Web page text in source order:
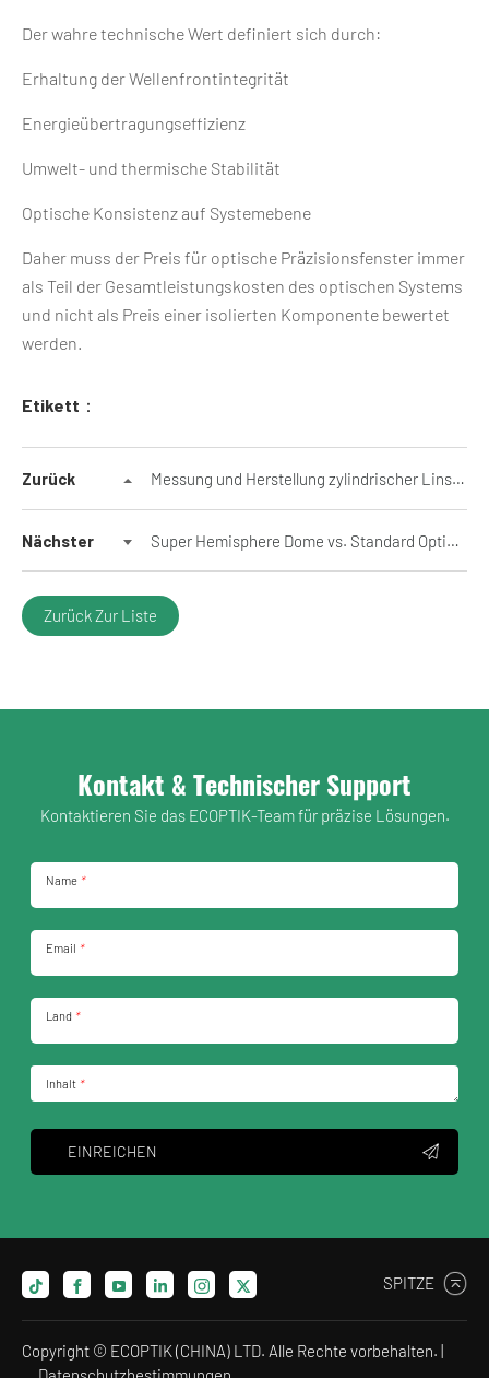
Der wahre technische Wert definiert sich durch:
Erhaltung der Wellenfrontintegrität
Energieübertragungseffizienz
Umwelt- und thermische Stabilität
Optische Konsistenz auf Systemebene
Daher muss der Preis für optische Präzisionsfenster immer
als Teil der Gesamtleistungskosten des optischen Systems
und nicht als Preis einer isolierten Komponente bewertet
werden.
Etikett：
Zurück Messung und Herstellung zylindrischer Linsen: Warum die Standard-Sphärische Interferometrie nicht ausreicht
Nächster Super Hemisphere Dome vs. Standard Optical Dome: Hauptunterschiede
Zurück Zur Liste
Kontakt & Technischer Support
Kontaktieren Sie das ECOPTIK-Team für präzise Lösungen.
Name *
Email *
Land *
Inhalt *
EINREICHEN
SPITZE
Copyright © ECOPTIK (CHINA) LTD. Alle Rechte vorbehalten. |